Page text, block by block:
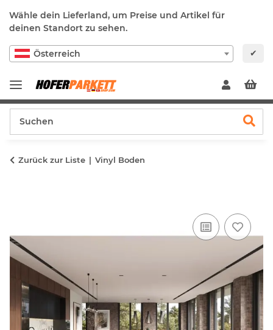
Wähle dein Lieferland, um Preise und Artikel für
deinen Standort zu sehen.
Österreich ✔
Zurück zur Liste Vinyl Boden